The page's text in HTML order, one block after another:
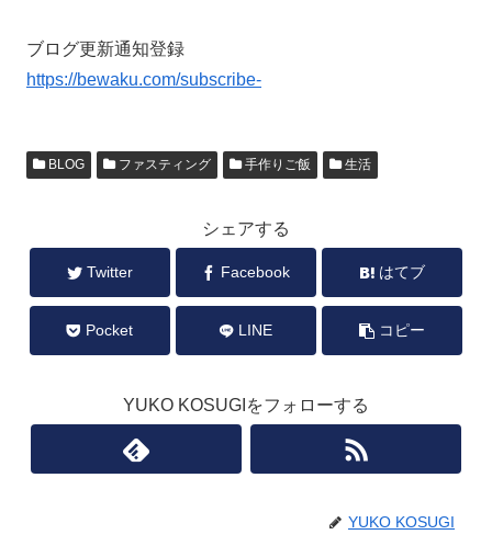
ブログ更新通知登録
https://bewaku.com/subscribe-
BLOG ファスティング 手作りご飯 生活
シェアする
Twitter Facebook はてブ
Pocket LINE コピー
YUKO KOSUGIをフォローする
YUKO KOSUGI